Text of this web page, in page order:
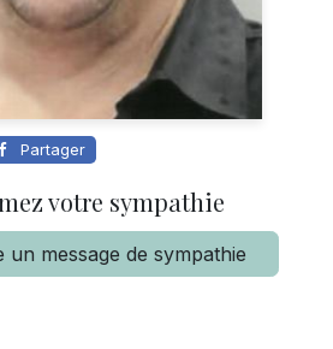
Partager
votre sympathie
un message de sympathie